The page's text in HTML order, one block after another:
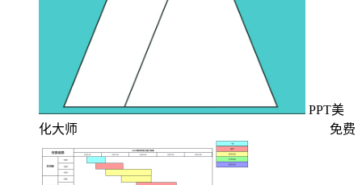
PPT美
化大师
免费